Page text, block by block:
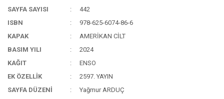
SAYFA SAYISI
442
ISBN
978-625-6074-86-6
KAPAK
AMERİKAN CİLT
BASIM YILI
2024
KAĞIT
ENSO
EK ÖZELLİK
2597. YAYIN
SAYFA DÜZENİ
Yağmur ARDUÇ